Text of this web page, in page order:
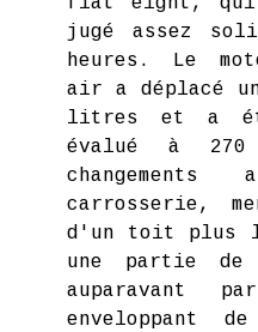
jugé assez
heures. Le
air a déplacé
litres et a
évalué à
carrosserie,
d'un toit plus
une partie
auparavant
enveloppant